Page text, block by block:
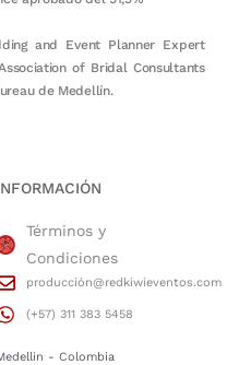
and Event Planner Expert
of Bridal Consultants
de Medellín.
Términos y
Condiciones
producción@redkiwieventos.com
(+57) 311 383 5458
- Colombia